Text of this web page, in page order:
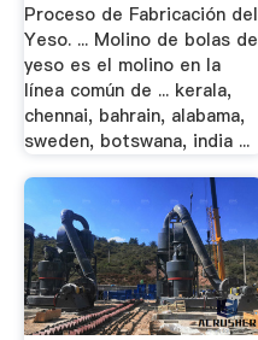
Proceso de Fabricación del
Yeso. ... Molino de bolas de
yeso es el molino en la
línea común de ... kerala,
chennai, bahrain, alabama,
sweden, botswana, india ...